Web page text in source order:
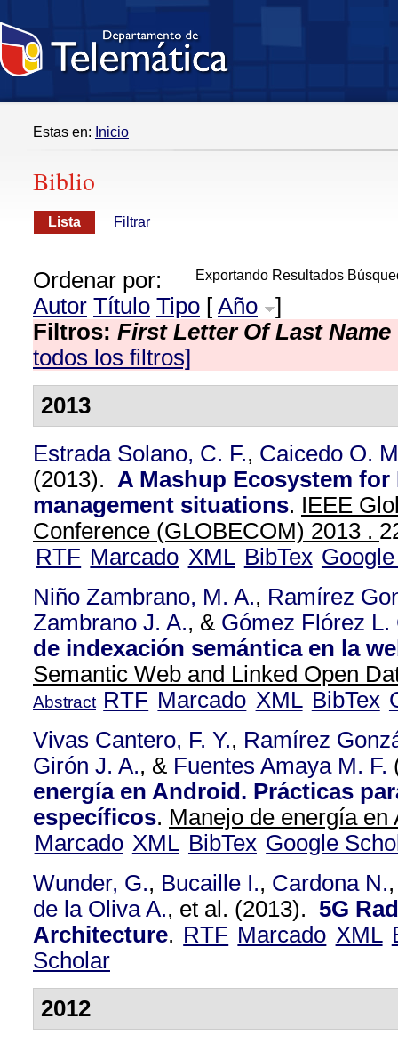
Estas en: Inicio
Biblio
Lista Filtrar
Exportando Resultados
Ordenar por:
Autor Título Tipo [ Año
]
Filtros: First Letter Of Last Name
todos los filtros]
2013
Estrada Solano, C. F., Caicedo O.
(2013). A Mashup Ecosystem for
management situations. IEEE
Conference (GLOBECOM) 2013 .
RTF Marcado XML BibTex
Niño Zambrano, M. A., Ramírez
Zambrano J. A., & Gómez Flórez L.
de indexación semántica en la
Semantic Web and Linked Open
Abstract RTF Marcado XML BibTex
Vivas Cantero, F. Y., Ramírez
Girón J. A., & Fuentes Amaya M. F.
energía en Android. Prácticas
específicos. Manejo de energía
Marcado XML BibTex Google
Wunder, G., Bucaille I., Cardona N.
de la Oliva A., et al. (2013). 5G
Architecture. RTF Marcado XML
Scholar
2012